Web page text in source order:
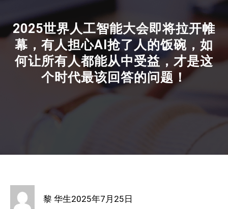
2025世界人工智能大会即将拉开帷
幕，有人担心AI抢了人的饭碗，如
何让所有人都能从中受益，才是这
个时代最该回答的问题！
黎 华生2025年7月25日